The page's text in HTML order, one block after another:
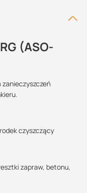
(ASO-
czyszczący
zapraw, betonu,